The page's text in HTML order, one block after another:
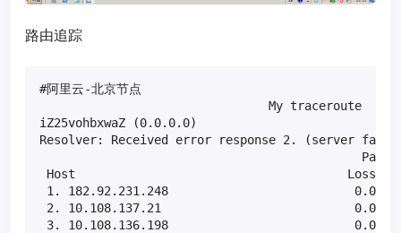
路由追踪
#阿里云-北京节点
My traceroute
iZ25vohbxwaZ (0.0.0.0)
Resolver: Received error response 2. (server
Host                                      Loss%   Snt
1. 182.92.231.248                          0.0%
2. 10.108.137.21                           0.0%
3. 10.108.136.198                          0.0%